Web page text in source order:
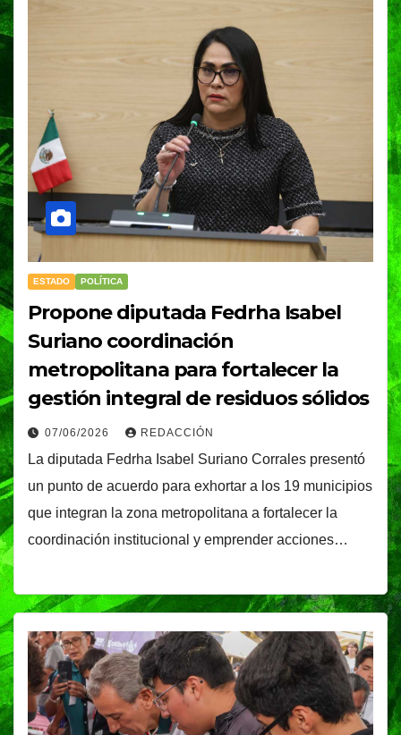
ESTADO POLÍTICA
Propone diputada Fedrha Isabel
Suriano coordinación
metropolitana para fortalecer la
gestión integral de residuos sólidos
07/06/2026 REDACCIÓN
La diputada Fedrha Isabel Suriano Corrales presentó
un punto de acuerdo para exhortar a los 19 municipios
que integran la zona metropolitana a fortalecer la
coordinación institucional y emprender acciones…